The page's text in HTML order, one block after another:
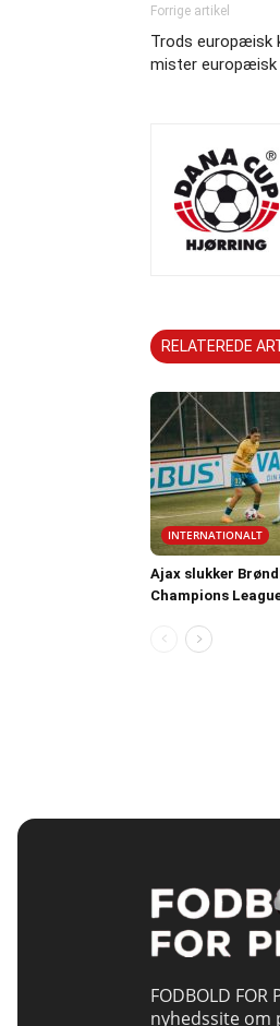
Forrige artikel
Trods europæisk
mister europæisk
RELATEREDE
INTERNATIONALT
Ajax slukker
Champions
FODBOLD
nyhedssite om